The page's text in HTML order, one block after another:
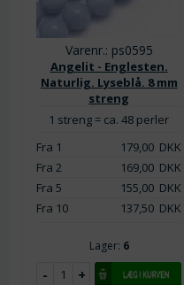
Varenr.: ps0595
Angelit - Englesten.
Naturlig. Lyseblå. 8 mm
streng
1 streng = ca. 48 perler
Fra 1
179,00DKK
Fra 2
169,00DKK
Fra 5
155,00DKK
Fra 10
137,50DKK
Lager: 6